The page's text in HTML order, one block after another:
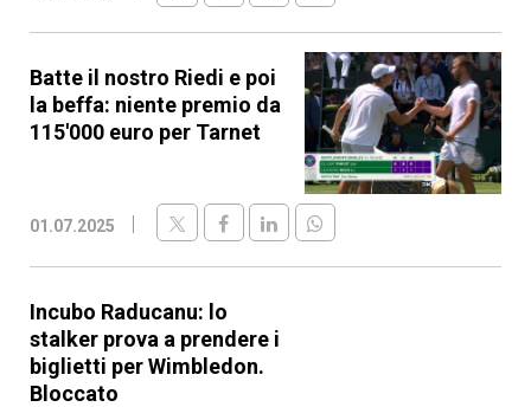
Batte il nostro Riedi e poi
la beffa: niente premio da
115'000 euro per Tarnet
01.07.2025
Incubo Raducanu: lo
stalker prova a prendere i
biglietti per Wimbledon.
Bloccato